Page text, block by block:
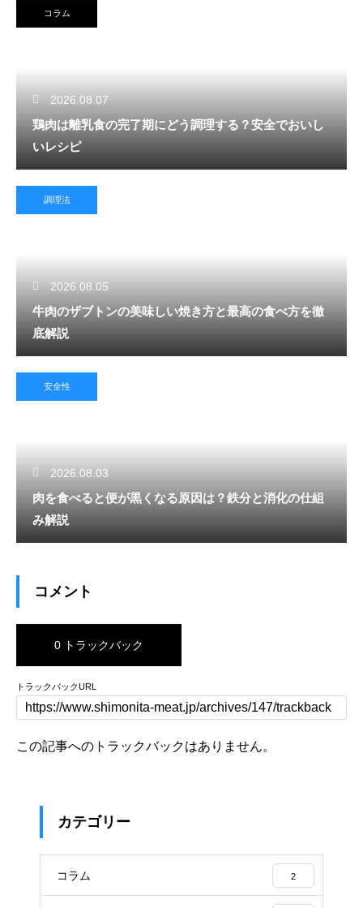
コラム
2026.08.07
鶏肉は離乳食の完了期にどう調理する？安全でおいし
いレシピ
調理法
2026.08.05
牛肉のザブトンの美味しい焼き方と最高の食べ方を徹
底解説
安全性
2026.08.03
肉を食べると便が黒くなる原因は？鉄分と消化の仕組
み解説
コメント
0 トラックバック
トラックバックURL
この記事へのトラックバックはありません。
カテゴリー
コラム 2